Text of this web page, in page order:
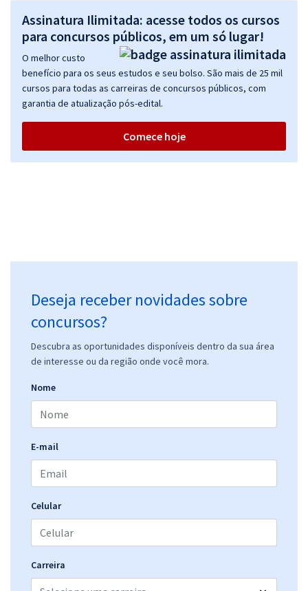
Assinatura Ilimitada: acesse todos os cursos
para concursos públicos, em um só lugar!
O melhor custo
benefício para os seus estudos e seu bolso. São mais de 25 mil
cursos para todas as carreiras de concursos públicos, com
garantia de atualização pós-edital.
Comece hoje
Deseja receber novidades sobre
concursos?
Descubra as oportunidades disponíveis dentro da sua área
de interesse ou da região onde você mora.
Nome
E-mail
Celular
Carreira